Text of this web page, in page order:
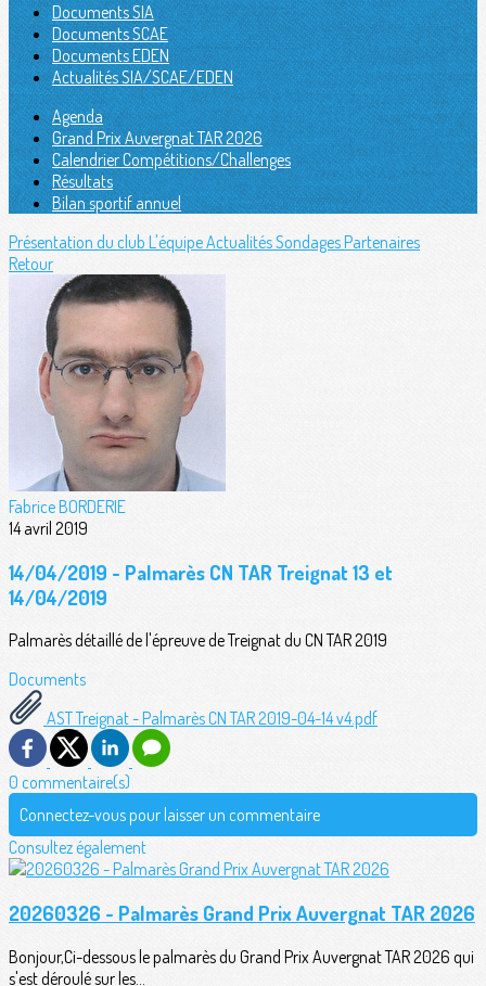
Documents SIA
Documents SCAE
Documents EDEN
Actualités SIA/SCAE/EDEN
Agenda
Grand Prix Auvergnat TAR 2026
Calendrier Compétitions/Challenges
Résultats
Bilan sportif annuel
Présentation du club L'équipeActualitésSondagesPartenaires
Retour
Fabrice BORDERIE
14 avril 2019
14/04/2019 - Palmarès CN TAR Treignat 13 et
14/04/2019
Palmarès détaillé de l'épreuve de Treignat du CN TAR 2019
Documents
AST Treignat - Palmarès CN TAR 2019-04-14 v4.pdf
0 commentaire(s)
Connectez-vous pour laisser un commentaire
Consultez également
20260326 - Palmarès Grand Prix Auvergnat TAR 2026
Bonjour,Ci-dessous le palmarès du Grand Prix Auvergnat TAR 2026 qui
s'est déroulé sur les...